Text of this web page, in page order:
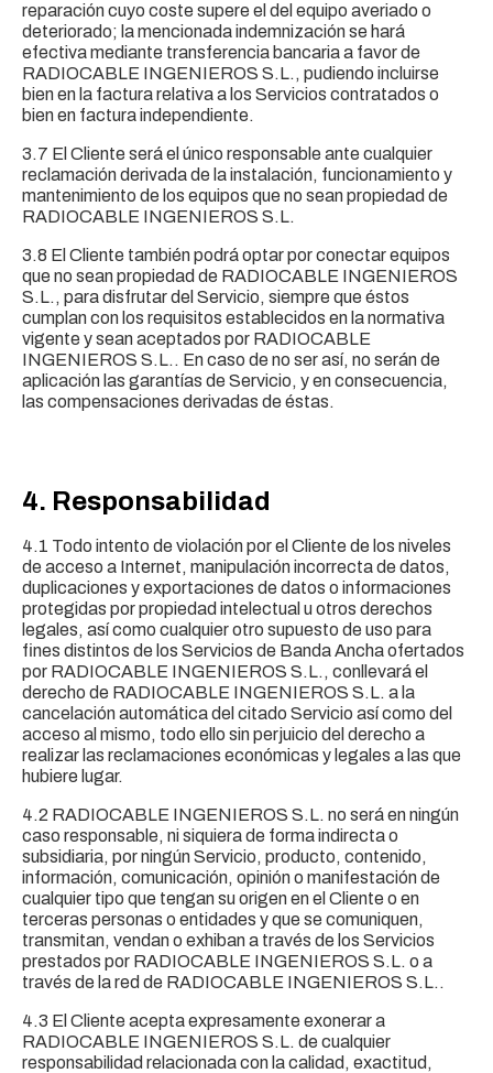
reparación cuyo coste supere el del equipo averiado o
deteriorado; la mencionada indemnización se hará
efectiva mediante transferencia bancaria a favor de
RADIOCABLE INGENIEROS S.L., pudiendo incluirse
bien en la factura relativa a los Servicios contratados o
bien en factura independiente.
3.7 El Cliente será el único responsable ante cualquier
reclamación derivada de la instalación, funcionamiento y
mantenimiento de los equipos que no sean propiedad de
RADIOCABLE INGENIEROS S.L.
3.8 El Cliente también podrá optar por conectar equipos
que no sean propiedad de RADIOCABLE INGENIEROS
S.L., para disfrutar del Servicio, siempre que éstos
cumplan con los requisitos establecidos en la normativa
vigente y sean aceptados por RADIOCABLE
INGENIEROS S.L.. En caso de no ser así, no serán de
aplicación las garantías de Servicio, y en consecuencia,
las compensaciones derivadas de éstas.
4. Responsabilidad
4.1 Todo intento de violación por el Cliente de los niveles
de acceso a Internet, manipulación incorrecta de datos,
duplicaciones y exportaciones de datos o informaciones
protegidas por propiedad intelectual u otros derechos
legales, así como cualquier otro supuesto de uso para
fines distintos de los Servicios de Banda Ancha ofertados
por RADIOCABLE INGENIEROS S.L., conllevará el
derecho de RADIOCABLE INGENIEROS S.L. a la
cancelación automática del citado Servicio así como del
acceso al mismo, todo ello sin perjuicio del derecho a
realizar las reclamaciones económicas y legales a las que
hubiere lugar.
4.2 RADIOCABLE INGENIEROS S.L. no será en ningún
caso responsable, ni siquiera de forma indirecta o
subsidiaria, por ningún Servicio, producto, contenido,
información, comunicación, opinión o manifestación de
cualquier tipo que tengan su origen en el Cliente o en
terceras personas o entidades y que se comuniquen,
transmitan, vendan o exhiban a través de los Servicios
prestados por RADIOCABLE INGENIEROS S.L. o a
través de la red de RADIOCABLE INGENIEROS S.L..
4.3 El Cliente acepta expresamente exonerar a
RADIOCABLE INGENIEROS S.L. de cualquier
responsabilidad relacionada con la calidad, exactitud,